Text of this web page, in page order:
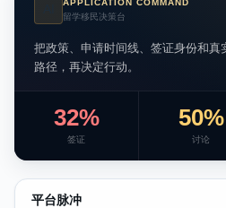
APPLICATION COMMAND
留学移民决策台
把政策、申请时间线、签证身份和真
路径，再决定行动。
32%
签证
50%
讨论
平台脉冲